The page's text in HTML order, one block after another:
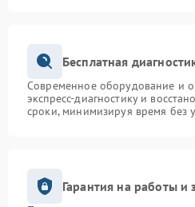
Бесплатная
Современное оборудование и
экспресс-диагностику и
сроки, минимизируя время без
Гарантия на работы и